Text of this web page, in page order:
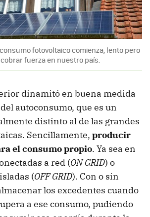
fotovoltaico comienza, lento pero
fuerza en nuestro país.
dinamitó en buena medida
autoconsumo, que es un
distinto al de las grandes
Sencillamente, producir
el consumo propio. Ya sea en
a red (ON GRID) o
(OFF GRID). Con o sin
los excedentes cuando
a ese consumo, pudiendo